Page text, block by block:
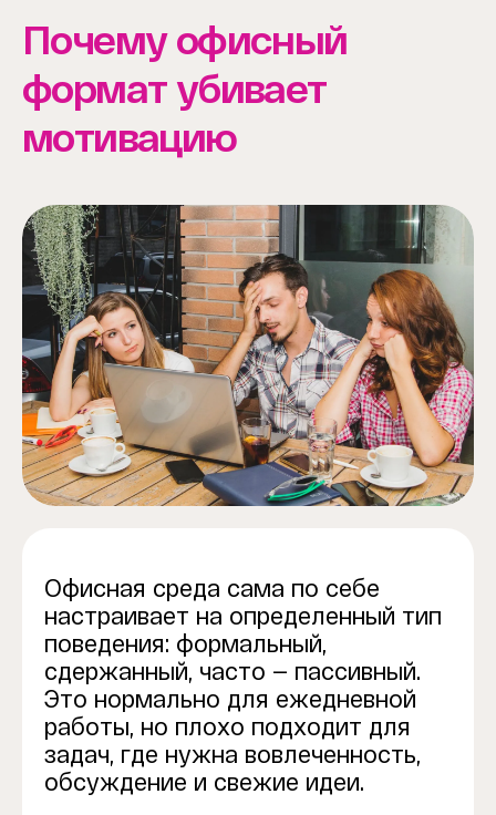
Почему офисный
формат убивает
мотивацию
Офисная среда сама по себе
настраивает на определенный тип
поведения: формальный,
сдержанный, часто — пассивный.
Это нормально для ежедневной
работы, но плохо подходит для
задач, где нужна вовлеченность,
обсуждение и свежие идеи.